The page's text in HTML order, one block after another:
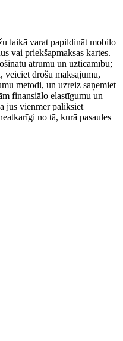
laikā varat papildināt mobilo
vai priekšapmaksas kartes.
ātrumu un uzticamību;
veiciet drošu maksājumu,
metodi, un uzreiz saņemiet
finansiālo elastīgumu un
jūs vienmēr paliksiet
no tā, kurā pasaules